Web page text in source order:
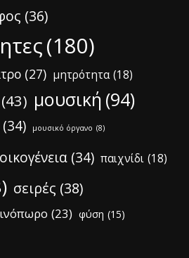
(36)
(180)
(27) μητρότητα (18)
(43) μουσική (94)
(34) μουσικό όργανο (8)
οικογένεια (34) παιχνίδι (18)
σειρές (38)
(23) φύση (15)